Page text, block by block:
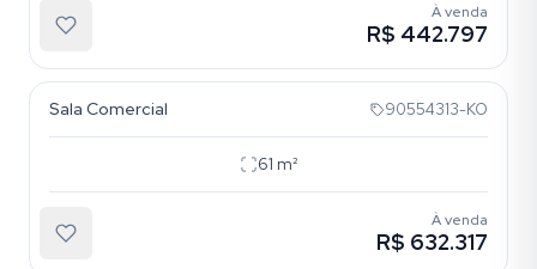
À venda
R$ 442.797
Sala Comercial 90554313-KO
61 m²
À venda
R$ 632.317